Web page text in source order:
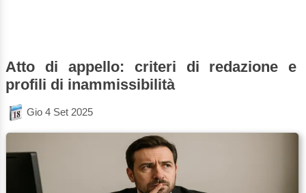
Atto di appello: criteri di redazione e
profili di inammissibilità
Gio 4 Set 2025